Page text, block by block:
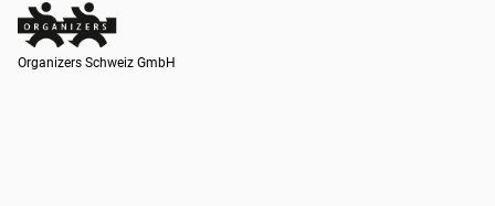
Organizers Schweiz GmbH
Organizers Schweiz GmbH